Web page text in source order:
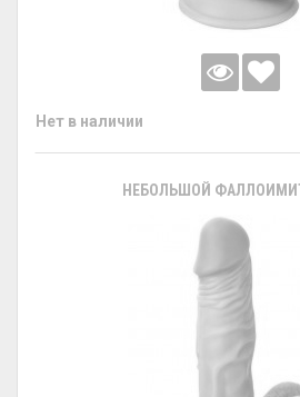
Нет в наличии
НЕБОЛЬШОЙ